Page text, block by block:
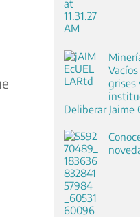
grises
Deliberar Jaime